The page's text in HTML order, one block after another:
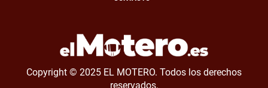
Copyright © 2025 EL MOTERO. Todos los derechos
reservados.